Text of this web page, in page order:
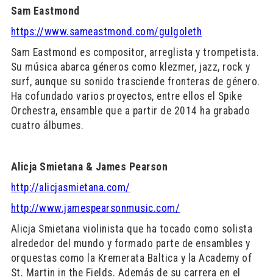
Sam Eastmond
https://www.sameastmond.com/gulgoleth
Sam Eastmond es compositor, arreglista y trompetista.
Su música abarca géneros como klezmer, jazz, rock y
surf, aunque su sonido trasciende fronteras de género.
Ha cofundado varios proyectos, entre ellos el Spike
Orchestra, ensamble que a partir de 2014 ha grabado
cuatro álbumes.
Alicja Smietana & James Pearson
http://alicjasmietana.com/
http://www.jamespearsonmusic.com/
Alicja Smietana violinista que ha tocado como solista
alrededor del mundo y formado parte de ensambles y
orquestas como la Kremerata Baltica y la Academy of
St. Martin in the Fields. Además de su carrera en el